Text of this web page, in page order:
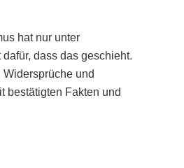
hat nur unter
dass das geschieht.
und
bestätigten Fakten und